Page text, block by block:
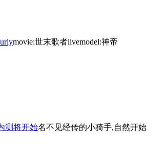
movie:世末歌者livemodel:神帝
测将开始名不见经传的小骑手,自然开始